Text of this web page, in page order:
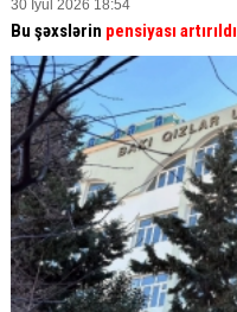
30 İyul 2026 18:54
Bu şəxslərin pensiyası artırıldı